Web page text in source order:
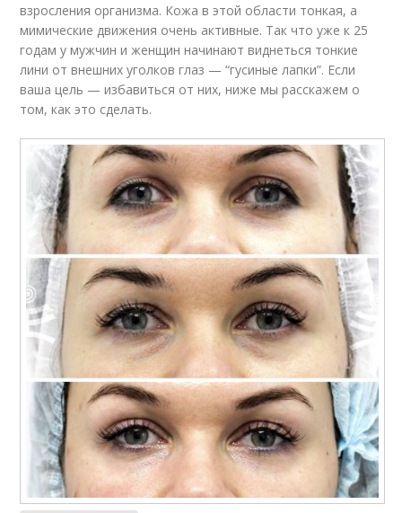
взросления организма. Кожа в этой области тонкая, а
мимические движения очень активные. Так что уже к 25
годам у мужчин и женщин начинают виднеться тонкие
лини от внешних уголков глаз — “гусиные лапки”. Если
ваша цель — избавиться от них, ниже мы расскажем о
том, как это сделать.